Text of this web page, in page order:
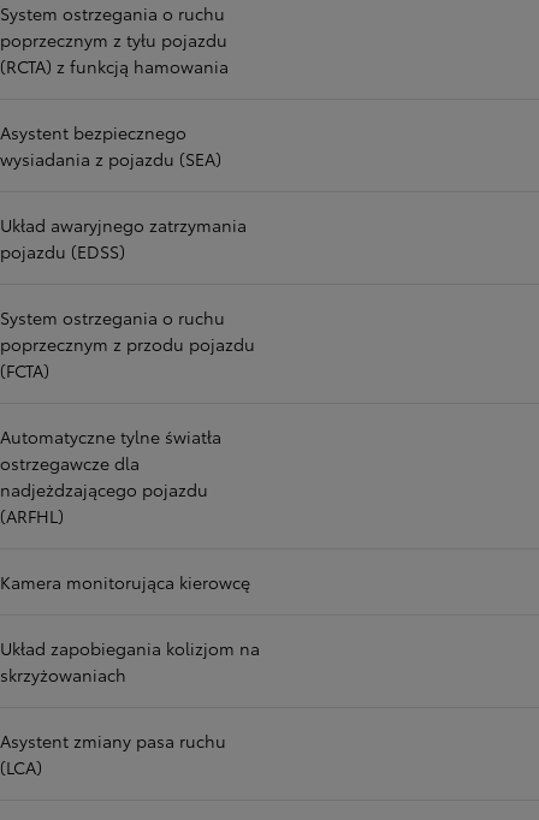
System ostrzegania o ruchu
poprzecznym z tyłu pojazdu
(RCTA) z funkcją hamowania
Asystent bezpiecznego
wysiadania z pojazdu (SEA)
Układ awaryjnego zatrzymania
pojazdu (EDSS)
System ostrzegania o ruchu
poprzecznym z przodu pojazdu
(FCTA)
Automatyczne tylne światła
ostrzegawcze dla
nadjeżdzającego pojazdu
(ARFHL)
Kamera monitorująca kierowcę
Układ zapobiegania kolizjom na
skrzyżowaniach
Asystent zmiany pasa ruchu
(LCA)